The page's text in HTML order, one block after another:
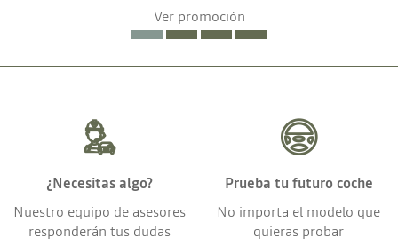
Ver promoción
¿Necesitas algo?
Nuestro equipo de asesores
responderán tus dudas
Prueba tu futuro coche
No importa el modelo que
quieras probar